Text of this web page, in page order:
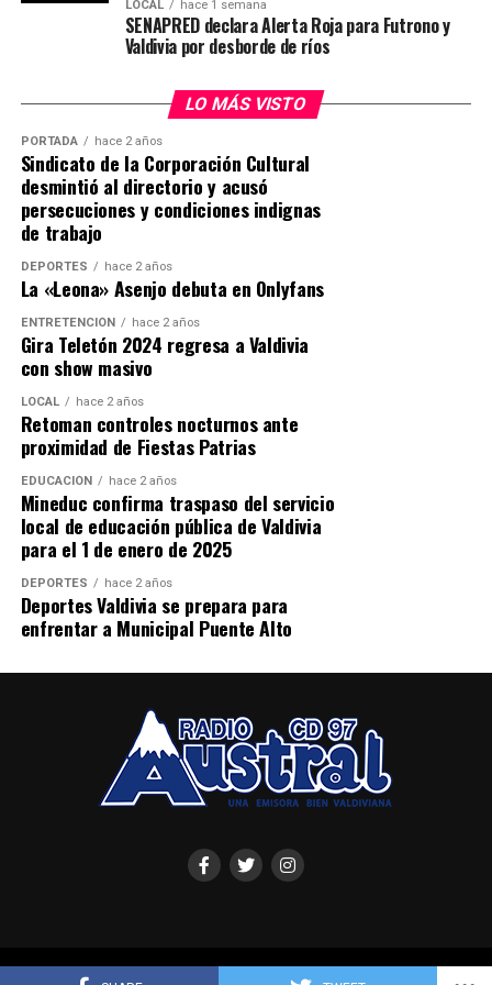
Post Views: 203
LOCAL hace 1 semana
SENAPRED declara Alerta Roja para Futrono y
Valdivia por desborde de ríos
LO MÁS VISTO
PORTADA hace 2 años
Sindicato de la Corporación Cultural
desmintió al directorio y acusó
persecuciones y condiciones indignas
de trabajo
DEPORTES hace 2 años
La «Leona» Asenjo debuta en Onlyfans
ENTRETENCIÓN hace 2 años
Gira Teletón 2024 regresa a Valdivia
con show masivo
LOCAL hace 2 años
Retoman controles nocturnos ante
proximidad de Fiestas Patrias
EDUCACIÓN hace 2 años
Mineduc confirma traspaso del servicio
local de educación pública de Valdivia
para el 1 de enero de 2025
DEPORTES hace 2 años
Deportes Valdivia se prepara para
enfrentar a Municipal Puente Alto
Radio Austral de Valdivia - Copyright © 2025